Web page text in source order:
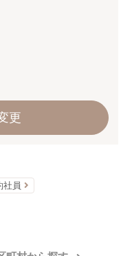
更
社員